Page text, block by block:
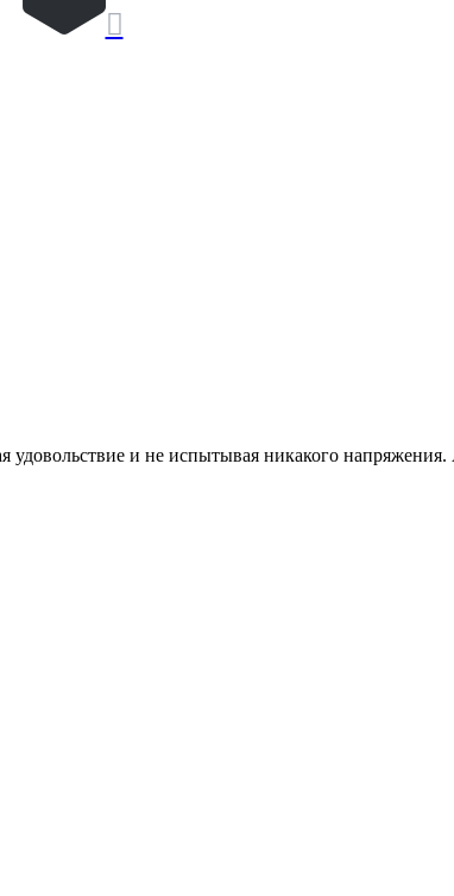

удовольствие и не испытывая никакого